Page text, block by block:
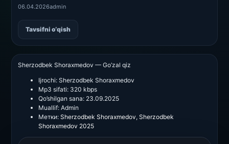
06.04.2026admin
Tavsifni o‘qish
Sherzodbek Shoraxmedov — Go’zal qiz
Ijrochi: Sherzodbek Shoraxmedov
Mp3 sifati: 320 kbps
Qo’shilgan sana: 23.09.2025
Muallif: Admin
Метки: Sherzodbek Shoraxmedov, Sherzodbek
Shoraxmedov 2025